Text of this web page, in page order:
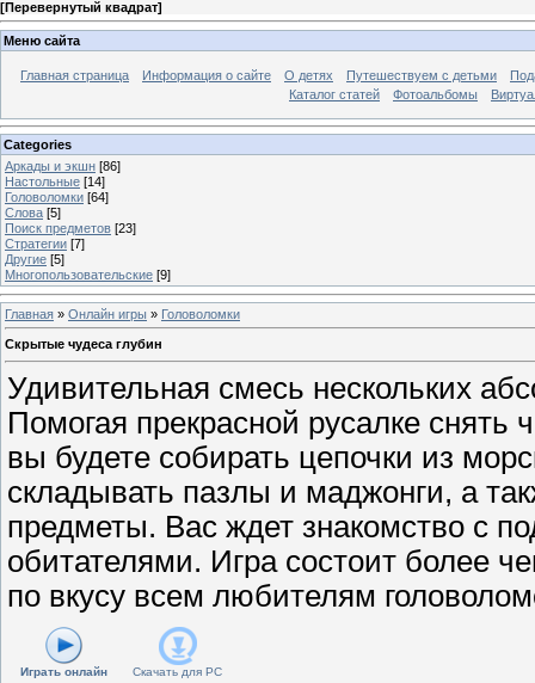
[Перевернутый квадрат]
Меню сайта
Главная страница Информация о сайте О детях Путешествуем с детьми
Каталог статей
Фотоальбомы
Categories
Аркады и экшн [86]
Настольные [14]
Головоломки [64]
Слова [5]
Поиск предметов [23]
Стратегии [7]
Другие [5]
Многопользовательские [9]
Главная » Онлайн игры » Головоломки
Скрытые чудеса глубин
Удивительная смесь нескольких
Помогая прекрасной русалке снять
вы будете собирать цепочки из
складывать пазлы и маджонги, а
предметы. Вас ждет знакомство с
обитателями. Игра состоит более
по вкусу всем любителям
Играть онлайн Скачать для PC